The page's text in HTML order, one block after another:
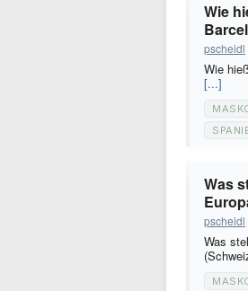
Wie
pscheidl
Wie
[...]
Was
pscheidl
Was